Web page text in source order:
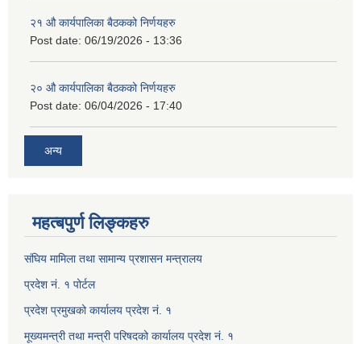
२१ औ कार्यपालिका बैठकको निर्णयहरु
Post date: 06/19/2026 - 13:36
२० औ कार्यपालिका बैठकको निर्णयहरु
Post date: 06/04/2026 - 17:40
अन्य
महत्बपुर्ण लिङ्कहरु
संघिय मामिला तथा सामान्य प्रशासन मन्त्रालय
प्रदेश नं. १ पोर्टल
प्रदेश प्रमुखको कार्यालय प्रदेश नं. १
मूख्यमन्त्री तथा मन्त्री परिषदको कार्यालय प्रदेश नं. १